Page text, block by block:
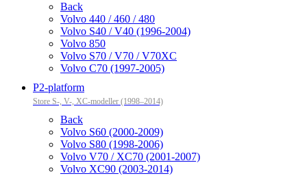
Back
Volvo 440 / 460 / 480
Volvo S40 / V40 (1996-2004)
Volvo 850
Volvo S70 / V70 / V70XC
Volvo C70 (1997-2005)
P2-platform
Store S-, V-, XC-modeller (1998–2014)
Back
Volvo S60 (2000-2009)
Volvo S80 (1998-2006)
Volvo V70 / XC70 (2001-2007)
Volvo XC90 (2003-2014)